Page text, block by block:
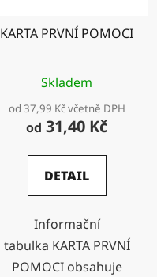
KARTA PRVNÍ POMOCI
Skladem
od 37,99 Kč včetně DPH
od 31,40 Kč
DETAIL
Informační
tabulka KARTA PRVNÍ
POMOCI obsahuje